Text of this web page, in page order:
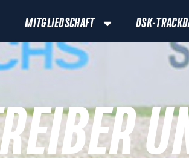
MITGLIEDSCHAFT DSK-